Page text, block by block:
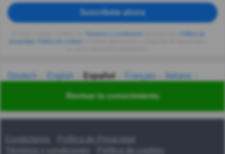
Revisar tu conocimiento
Suscríbete ahora
privacidad
Deutsch English Español Français
Italiano
Українська हिन्दी 한국어 汉语
Contáctanos
Política de Privacidad
Términos y condiciones